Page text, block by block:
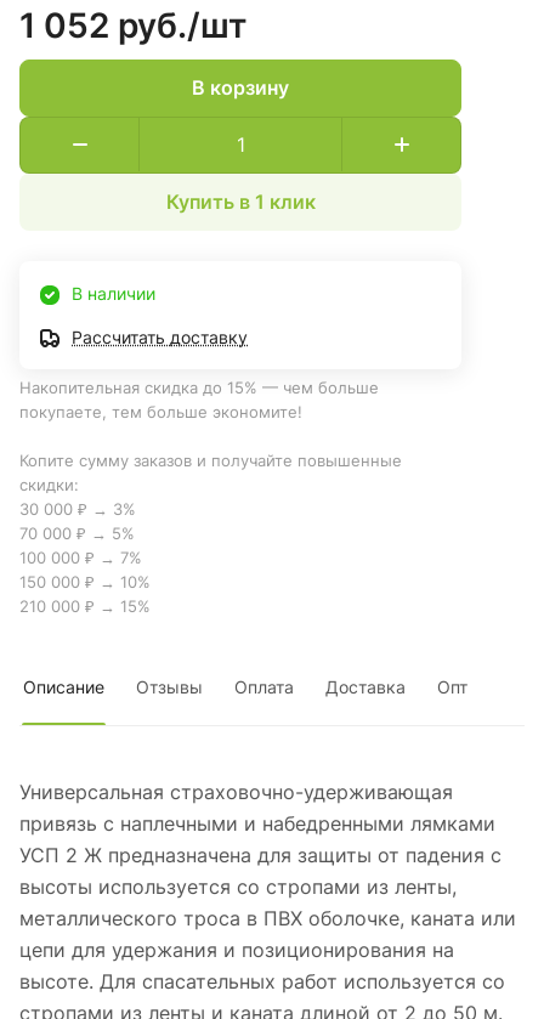
1 052 руб./шт
В корзину
Купить в 1 клик
В наличии
Рассчитать доставку
Накопительная скидка до 15% — чем больше
покупаете, тем больше экономите!
Копите сумму заказов и получайте повышенные
скидки:
30 000 ₽ → 3%
70 000 ₽ → 5%
100 000 ₽ → 7%
150 000 ₽ → 10%
210 000 ₽ → 15%
Описание Отзывы Оплата Доставка Опт
Универсальная страховочно-удерживающая
привязь с наплечными и набедренными лямками
УСП 2 Ж предназначена для защиты от падения с
высоты используется со стропами из ленты,
металлического троса в ПВХ оболочке, каната или
цепи для удержания и позиционирования на
высоте. Для спасательных работ используется со
стропами из ленты и каната длиной от 2 до 50 м.